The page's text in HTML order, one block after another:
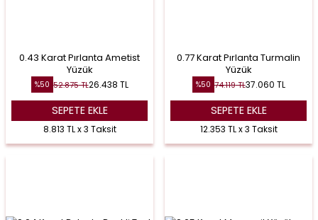
0.43 Karat Pırlanta Ametist
Yüzük
%50 52.875TL26.438 TL
SEPETE EKLE
8.813 TL x 3 Taksit
0.77 Karat Pırlanta Turmalin
Yüzük
%50 74.119TL37.060 TL
SEPETE EKLE
12.353 TL x 3 Taksit